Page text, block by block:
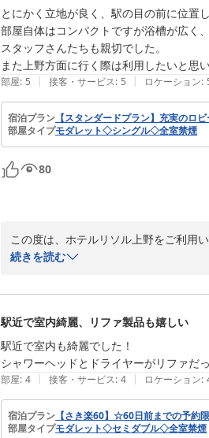
とにかく立地が良く、駅の目の前に位置
部屋自体はコンパクトですが浴槽が広く
スタッフさんたちも親切でした。
また上野方面に行く際は利用したいと思い
部屋: 5 | 接客・サービス: 5 | ロケーション:
宿泊プラン 【スタンダードプラン】充実のロ
部屋タイプモダレット◇シングル◇全室禁煙
80
この度は、ホテルリソル上野をご利用
動に際して、快適に感じていただけた
また、スタッフが親切であったとの温
今後も皆様に安心してご滞在いただけ
ぜひまた上野方面へお越しの際は、ホ
ホテルリソル上野
続きを読む
駅近で室内綺麗、リファ製品も嬉しい
駅近で室内も綺麗でした！
シャワーヘッドとドライヤーがリファだ
部屋: 4 | 接客・サービス: 4 | ロケーション:
宿泊プラン 【さき楽60】☆60日前までの予約
部屋タイプモダレット◇セミダブル◇全室禁煙